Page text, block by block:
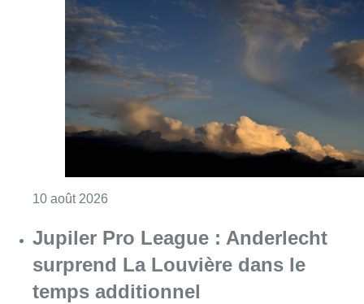
10 août 2026
Jupiler Pro League : Anderlecht
surprend La Louvière dans le
temps additionnel